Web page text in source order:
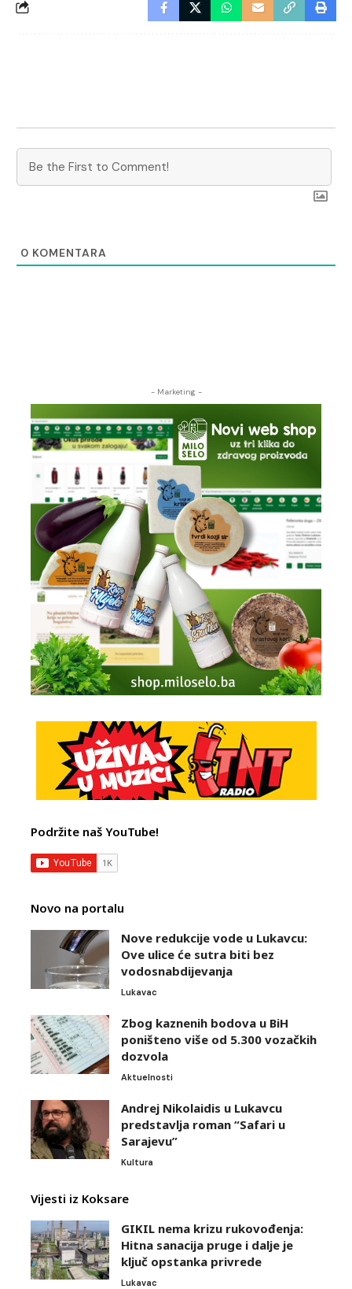
0 KOMENTARA
- Marketing -
Podržite naš YouTube!
Novo na portalu
Nove redukcije vode u Lukavcu:
Ove ulice će sutra biti bez
vodosnabdijevanja
Lukavac
Zbog kaznenih bodova u BiH
poništeno više od 5.300 vozačkih
dozvola
Aktuelnosti
Andrej Nikolaidis u Lukavcu
predstavlja roman “Safari u
Sarajevu”
Kultura
Vijesti iz Koksare
GIKIL nema krizu rukovođenja:
Hitna sanacija pruge i dalje je
ključ opstanka privrede
Lukavac